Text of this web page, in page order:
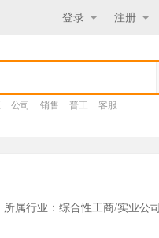
登录 注册
公司 销售 普工 客服
所属行业：综合性工商/实业公司